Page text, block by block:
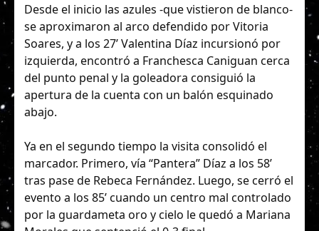
Desde el inicio las azules -que vistieron de blanco-
se aproximaron al arco defendido por Vitoria
Soares, y a los 27’ Valentina Díaz incursionó por
izquierda, encontró a Franchesca Caniguan cerca
del punto penal y la goleadora consiguió la
apertura de la cuenta con un balón esquinado
abajo.
Ya en el segundo tiempo la visita consolidó el
marcador. Primero, vía “Pantera” Díaz a los 58’
tras pase de Rebeca Fernández. Luego, se cerró el
evento a los 85’ cuando un centro mal controlado
por la guardameta oro y cielo le quedó a Mariana